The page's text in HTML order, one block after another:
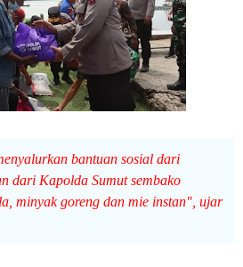
bantuan sosial dari
dari Kapolda Sumut sembako
minyak goreng dan mie instan", ujar